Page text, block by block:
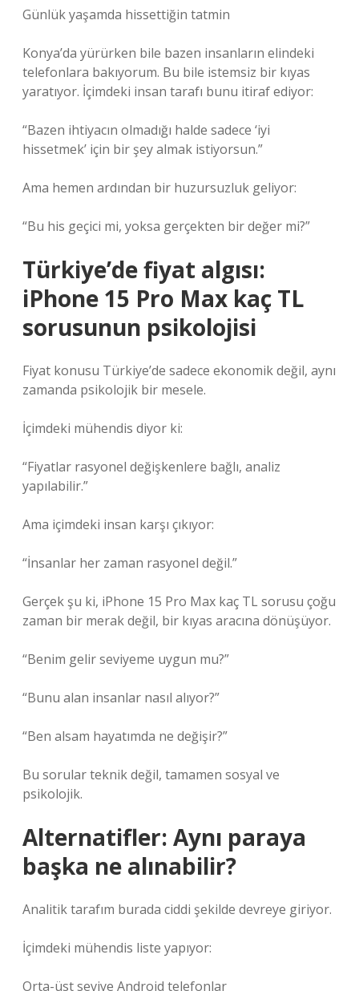
Günlük yaşamda hissettiğin tatmin
Konya’da yürürken bile bazen insanların elindeki
telefonlara bakıyorum. Bu bile istemsiz bir kıyas
yaratıyor. İçimdeki insan tarafı bunu itiraf ediyor:
“Bazen ihtiyacın olmadığı halde sadece ‘iyi
hissetmek’ için bir şey almak istiyorsun.”
Ama hemen ardından bir huzursuzluk geliyor:
“Bu his geçici mi, yoksa gerçekten bir değer mi?”
Türkiye’de fiyat algısı:
iPhone 15 Pro Max kaç TL
sorusunun psikolojisi
Fiyat konusu Türkiye’de sadece ekonomik değil, aynı
zamanda psikolojik bir mesele.
İçimdeki mühendis diyor ki:
“Fiyatlar rasyonel değişkenlere bağlı, analiz
yapılabilir.”
Ama içimdeki insan karşı çıkıyor:
“İnsanlar her zaman rasyonel değil.”
Gerçek şu ki, iPhone 15 Pro Max kaç TL sorusu çoğu
zaman bir merak değil, bir kıyas aracına dönüşüyor.
“Benim gelir seviyeme uygun mu?”
“Bunu alan insanlar nasıl alıyor?”
“Ben alsam hayatımda ne değişir?”
Bu sorular teknik değil, tamamen sosyal ve
psikolojik.
Alternatifler: Aynı paraya
başka ne alınabilir?
Analitik tarafım burada ciddi şekilde devreye giriyor.
İçimdeki mühendis liste yapıyor:
Orta-üst seviye Android telefonlar